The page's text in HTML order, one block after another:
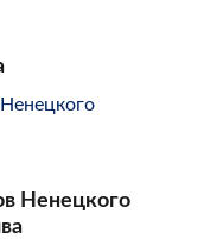
Ненецкого